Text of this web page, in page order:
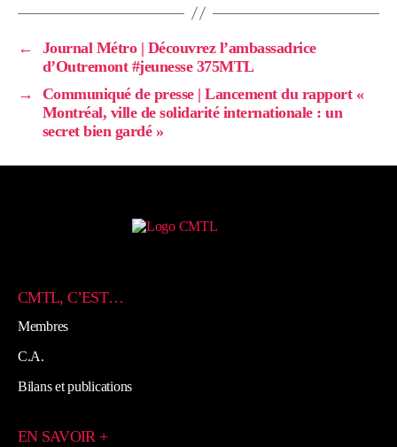
←
Journal Métro | Découvrez l’ambassadrice
d’Outremont #jeunesse 375MTL
→
Communiqué de presse | Lancement du rapport «
Montréal, ville de solidarité internationale : un
secret bien gardé »
CMTL, C’EST…
Membres
C.A.
Bilans et publications
EN SAVOIR +